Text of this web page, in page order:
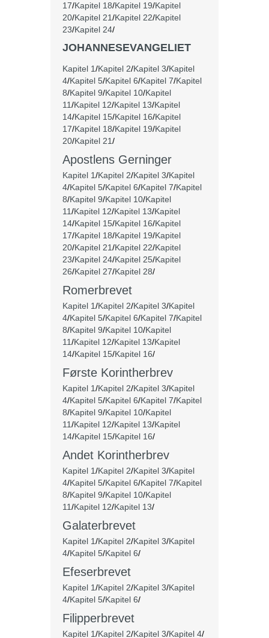
17/Kapitel 18/Kapitel 19/Kapitel
20/Kapitel 21/Kapitel 22/Kapitel
23/Kapitel 24/
JOHANNESEVANGELIET
Kapitel 1/Kapitel 2/Kapitel 3/Kapitel
4/Kapitel 5/Kapitel 6/Kapitel 7/Kapitel
8/Kapitel 9/Kapitel 10/Kapitel
11/Kapitel 12/Kapitel 13/Kapitel
14/Kapitel 15/Kapitel 16/Kapitel
17/Kapitel 18/Kapitel 19/Kapitel
20/Kapitel 21/
Apostlens Gerninger
Kapitel 1/Kapitel 2/Kapitel 3/Kapitel
4/Kapitel 5/Kapitel 6/Kapitel 7/Kapitel
8/Kapitel 9/Kapitel 10/Kapitel
11/Kapitel 12/Kapitel 13/Kapitel
14/Kapitel 15/Kapitel 16/Kapitel
17/Kapitel 18/Kapitel 19/Kapitel
20/Kapitel 21/Kapitel 22/Kapitel
23/Kapitel 24/Kapitel 25/Kapitel
26/Kapitel 27/Kapitel 28/
Romerbrevet
Kapitel 1/Kapitel 2/Kapitel 3/Kapitel
4/Kapitel 5/Kapitel 6/Kapitel 7/Kapitel
8/Kapitel 9/Kapitel 10/Kapitel
11/Kapitel 12/Kapitel 13/Kapitel
14/Kapitel 15/Kapitel 16/
Første Korintherbrev
Kapitel 1/Kapitel 2/Kapitel 3/Kapitel
4/Kapitel 5/Kapitel 6/Kapitel 7/Kapitel
8/Kapitel 9/Kapitel 10/Kapitel
11/Kapitel 12/Kapitel 13/Kapitel
14/Kapitel 15/Kapitel 16/
Andet Korintherbrev
Kapitel 1/Kapitel 2/Kapitel 3/Kapitel
4/Kapitel 5/Kapitel 6/Kapitel 7/Kapitel
8/Kapitel 9/Kapitel 10/Kapitel
11/Kapitel 12/Kapitel 13/
Galaterbrevet
Kapitel 1/Kapitel 2/Kapitel 3/Kapitel
4/Kapitel 5/Kapitel 6/
Efeserbrevet
Kapitel 1/Kapitel 2/Kapitel 3/Kapitel
4/Kapitel 5/Kapitel 6/
Filipperbrevet
Kapitel 1/Kapitel 2/Kapitel 3/Kapitel 4/